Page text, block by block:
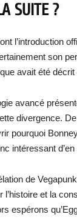
SUITE ?
l’introduction
son
avait été
avancé
divergence.
pourquoi
intéressant
de
et la
espérons